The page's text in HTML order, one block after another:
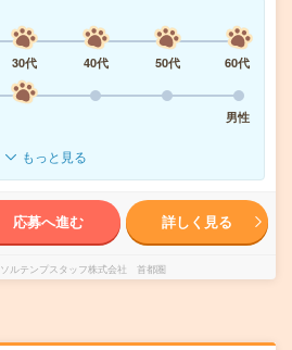
30代 40代 50代
60代
男性
もっと見る
応募へ進む 詳しく見る
ルテンプスタッフ株式会社 首都圏